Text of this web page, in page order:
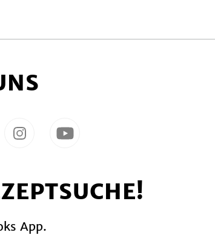
Folge
Instagram
Folge
YouTube
App.